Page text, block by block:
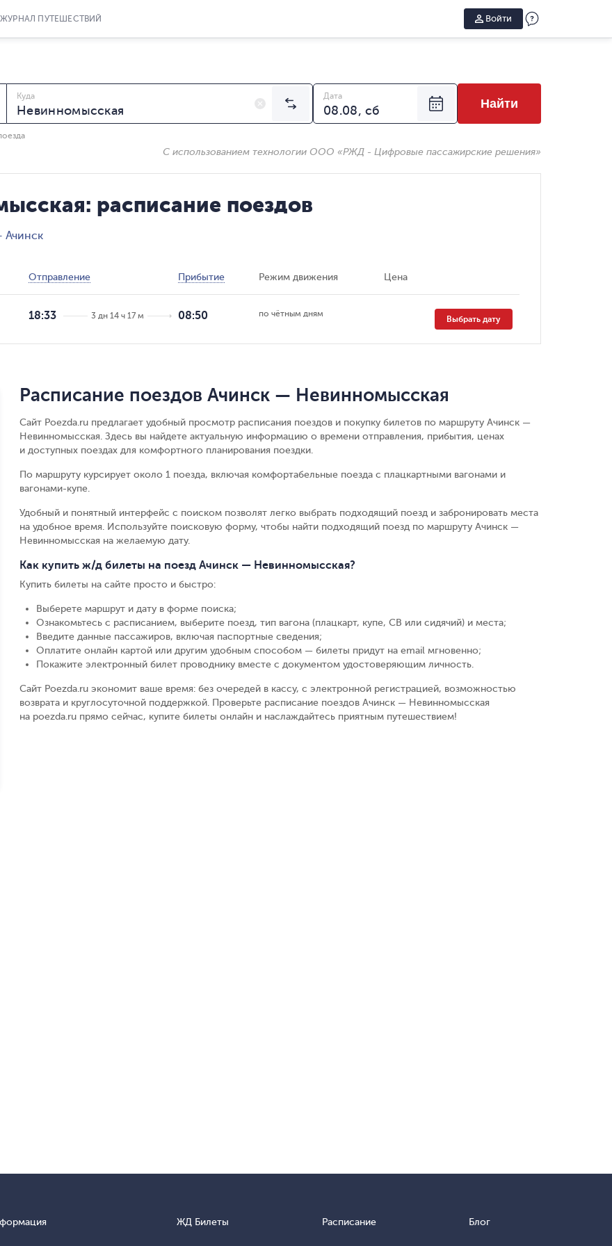
ЖУРНАЛ ПУТЕШЕСТВИЙ Войти
Куда Дата
Найти
С использованием технологии ООО «РЖД - Цифровые пассажирские решения»
расписание поездов
Ачинск
Отправление Прибытие Режим движения Цена
18:33 3 дн 14 ч 17 м 08:50 по чётным дням
Выбрать дату
Расписание поездов Ачинск — Невинномысская
Сайт Poezda.ru предлагает удобный просмотр расписания поездов и покупку билетов по маршруту Ачинск —
Невинномысская. Здесь вы найдете актуальную информацию о времени отправления, прибытия, ценах
и доступных поездах для комфортного планирования поездки.
По маршруту курсирует около 1 поезда, включая комфортабельные поезда с плацкартными вагонами и
вагонами-купе.
Удобный и понятный интерфейс с поиском позволят легко выбрать подходящий поезд и забронировать места
на удобное время. Используйте поисковую форму, чтобы найти подходящий поезд по маршруту Ачинск —
Невинномысская на желаемую дату.
Как купить ж/д билеты на поезд Ачинск — Невинномысская?
Купить билеты на сайте просто и быстро:
Выберете маршрут и дату в форме поиска;
Ознакомьтесь с расписанием, выберите поезд, тип вагона (плацкарт, купе, СВ или сидячий) и места;
Введите данные пассажиров, включая паспортные сведения;
Оплатите онлайн картой или другим удобным способом — билеты придут на email мгновенно;
Покажите электронный билет проводнику вместе с документом удостоверяющим личность.
Сайт Poezda.ru экономит ваше время: без очередей в кассу, с электронной регистрацией, возможностью
возврата и круглосуточной поддержкой. Проверьте расписание поездов Ачинск — Невинномысская
на poezda.ru прямо сейчас, купите билеты онлайн и наслаждайтесь приятным путешествием!
ЖД Билеты Расписание Блог